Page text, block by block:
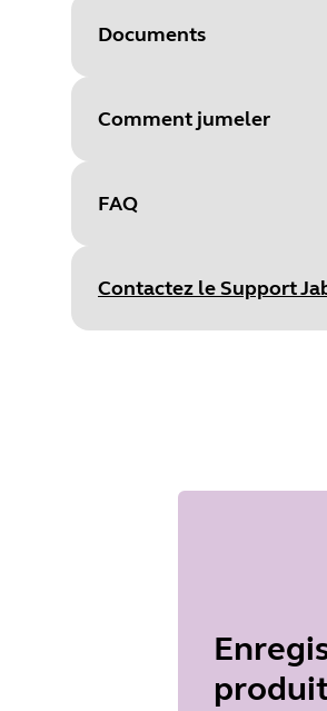
Documents
Document
Size 752.7 KB
Comment jumeler
FAQ
Contactez le Support